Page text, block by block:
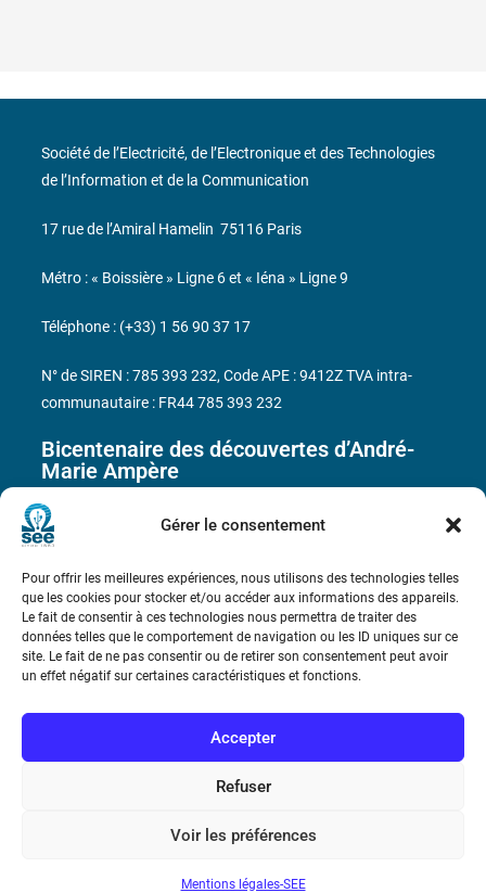
Gérer le consentement
Pour offrir les meilleures expériences, nous utilisons des technologies telles
que les cookies pour stocker et/ou accéder aux informations des appareils.
Le fait de consentir à ces technologies nous permettra de traiter des
données telles que le comportement de navigation ou les ID uniques sur ce
site. Le fait de ne pas consentir ou de retirer son consentement peut avoir
un effet négatif sur certaines caractéristiques et fonctions.
Accepter
Refuser
Voir les préférences
Mentions légales-SEE
Bicentenaire des découvertes d’André-
Marie Ampère
Conditions Générales de Vente
Mentions légales
Contact
Société de l’Electricité, de l’Electronique et des Technologies
de l’Information et de la Communication
17 rue de l’Amiral Hamelin 75116 Paris
Métro : « Boissière » Ligne 6 et « Iéna » Ligne 9
Téléphone : (+33) 1 56 90 37 17
N° de SIREN : 785 393 232, Code APE : 9412Z TVA intra-
communautaire : FR44 785 393 232